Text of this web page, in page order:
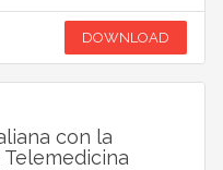
DOWNLOAD
con la